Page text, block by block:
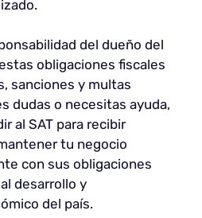
del dueño del
obligaciones fiscales
sanciones y multas
dudas o necesitas ayuda,
al SAT para recibir
tu negocio
con sus obligaciones
desarrollo y
del país.